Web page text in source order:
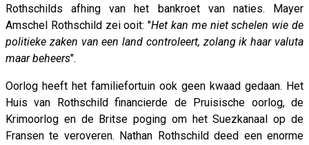
Rothschilds afhing van het bankroet van naties. Mayer
Amschel Rothschild zei ooit: "Het kan me niet schelen wie de
politieke zaken van een land controleert, zolang ik haar valuta
maar beheers".
Oorlog heeft het familiefortuin ook geen kwaad gedaan. Het
Huis van Rothschild financierde de Pruisische oorlog, de
Krimoorlog en de Britse poging om het Suezkanaal op de
Fransen te veroveren. Nathan Rothschild deed een enorme